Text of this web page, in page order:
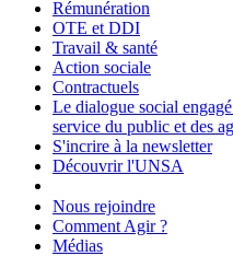
Rémunération
OTE et DDI
Travail & santé
Action sociale
Contractuels
Le dialogue social
service du public et des
S'incrire à la newsletter
Découvrir l'UNSA
Nous rejoindre
Comment Agir ?
Médias